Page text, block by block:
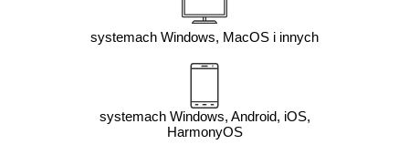
systemach Windows, MacOS i innych
systemach Windows, Android, iOS,
HarmonyOS